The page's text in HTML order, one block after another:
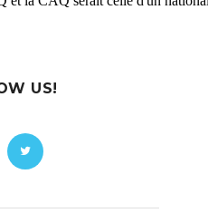
US!